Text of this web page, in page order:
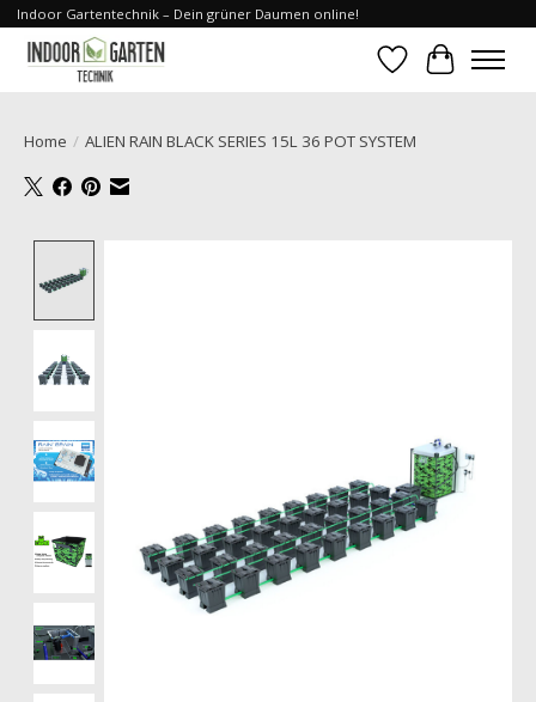
Indoor Gartentechnik – Dein grüner Daumen online!
Verlanglijst
Home / ALIEN RAIN BLACK SERIES 15L 36 POT SYSTEM